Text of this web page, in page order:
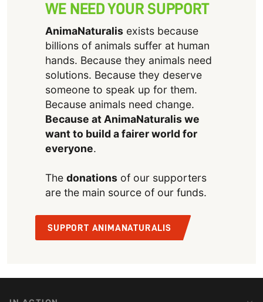
WE NEED YOUR SUPPORT
AnimaNaturalisexists because
billions of animals suffer at human
hands. Because they animals need
solutions. Because they deserve
someone to speak up for them.
Because animals need change.
Because at AnimaNaturalis we
want to build a fairer world for
everyone.
The donationsof our supporters
are the main source of our funds.
SUPPORT ANIMANATURALIS